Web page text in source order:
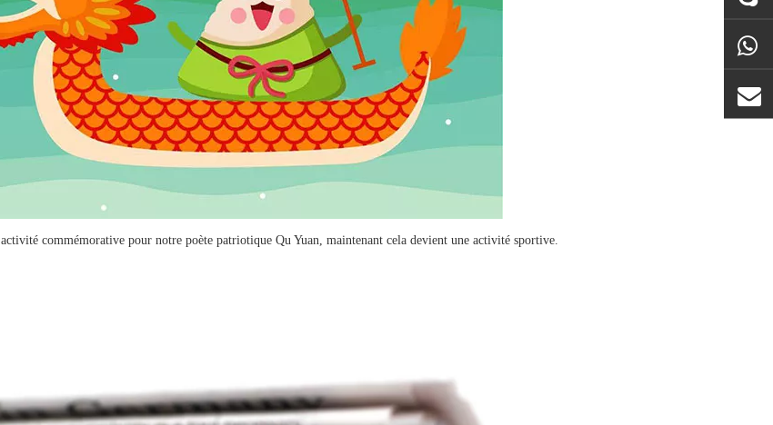
commémorative pour notre poète patriotique Qu Yuan, maintenant cela devient une activité sportive.